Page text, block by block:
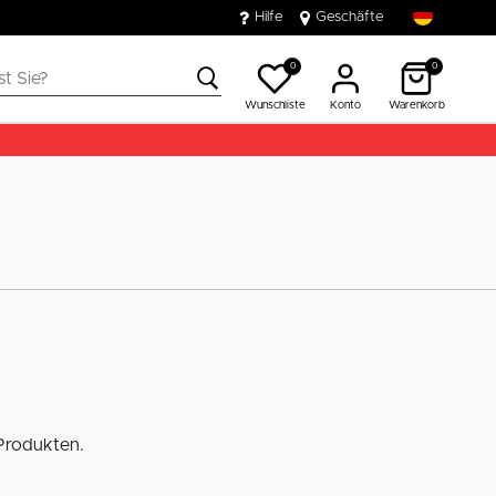
Hilfe Geschäfte
0
Wunschliste Konto
0
Warenkorb